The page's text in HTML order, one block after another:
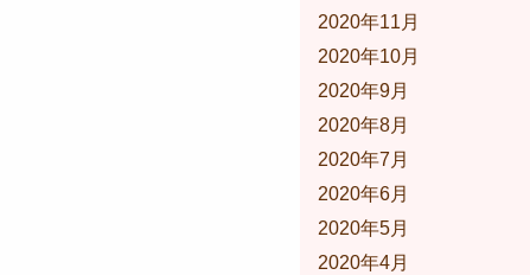
2020年11月
2020年10月
2020年9月
2020年8月
2020年7月
2020年6月
2020年5月
2020年4月